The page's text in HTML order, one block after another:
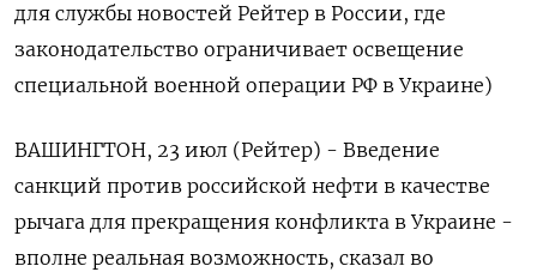
для службы новостей Рейтер в России, где
законодательство ограничивает освещение
специальной военной операции РФ в Украине)
ВАШИНГТОН, 23 июл (Рейтер) - Введение
санкций против российской нефти в качестве
рычага для прекращения конфликта в Украине -
вполне реальная возможность, сказал во